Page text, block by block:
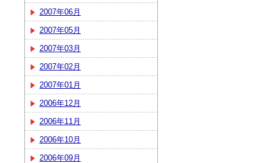
2007年06月
2007年05月
2007年03月
2007年02月
2007年01月
2006年12月
2006年11月
2006年10月
2006年09月